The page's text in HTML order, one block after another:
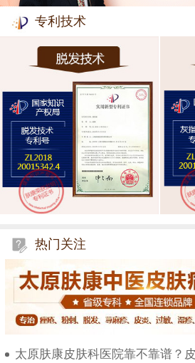
专利技术
热门关注
太原肤康皮肤科医院靠不靠谱？